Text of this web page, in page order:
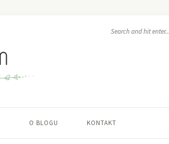
O BLOGU KONTAKT